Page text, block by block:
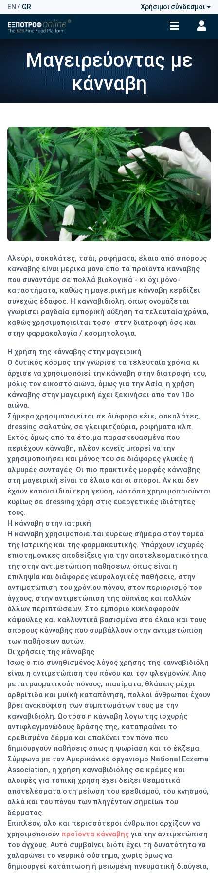
EN / GR Χρήσιμοι σύνδεσμοι
Μαγειρεύοντας με
κάνναβη
Αλεύρι, σοκολάτες, τσάι, ροφήματα, έλαιο από σπόρους
κάνναβης είναι μερικά μόνο από τα προϊόντα κάνναβης
που συναντάμε σε πολλά βιολογικά - κι όχι μόνο-
καταστήματα, καθώς η μαγειρική με κάνναβη κερδίζει
συνεχώς έδαφος. Η κανναβιδιόλη, όπως ονομάζεται
γνωρίσει ραγδαία εμπορική αύξηση τα τελευταία χρόνια,
καθώς χρησιμοποιείται τοσο στην διατροφή όσο και
στην φαρμακολογία / κοσμητολογια.
Η χρήση της κάνναβης στην μαγειρική
Ο δυτικός κόσμος την γνώρισε τα τελευταία χρόνια κι
άρχισε να χρησιμοποιεί την κάνναβη στην διατροφή του,
μόλις τον εικοστό αιώνα, όμως για την Ασία, η χρήση
κάνναβης στην μαγειρική έχει ξεκινήσει από τον 10ο
αιώνα.
Σήμερα χρησιμοποιείται σε διάφορα κέικ, σοκολάτες,
dressing σαλατών, σε γλειφιτζούρια, ροφήματα κλπ.
Εκτός όμως από τα έτοιμα παρασκευασμένα που
περιέχουν κάνναβη, πλέον κανείς μπορεί να την
χρησιμοποιήσει και μόνος του σε διάφορες γλυκές ή
αλμυρές συνταγές. Οι πιο πρακτικές μορφές κάνναβης
στη μαγειρική είναι το έλαιο και οι σπόροι. Αν και δεν
έχουν κάποια ιδιαίτερη γεύση, ωστόσο χρησιμοποιούνται
κυρίως σε dressing χάρη στις ευεργετικές ιδιότητες
τους.
Η κάνναβη στην ιατρική
Η κάνναβη χρησιμοποιείται ευρέως σήμερα στον τομέα
της Ιατρικής και της φαρμακευτικής. Υπάρχουν ισχυρές
επιστημονικές αποδείξεις για την αποτελεσματικότητα
της στην αντιμετώπιση παθήσεων, όπως είναι η
επιληψία και διάφορες νευρολογικές παθήσεις, στην
αντιμετώπιση του χρόνιου πόνου, στον περιορισμό του
άγχους, στην αντιμετώπιση της αϋπνίας και πολλών
άλλων περιπτώσεων. Στο εμπόριο κυκλοφορούν
κάψουλες και καλλυντικά βασισμένα στο έλαιο και τους
σπόρους κάνναβης που συμβάλλουν στην αντιμετώπιση
των παθήσεων αυτών.
Οι χρήσεις της κάνναβης
Ίσως ο πιο συνηθισμένος λόγος χρήσης της κανναβιδιόλη
είναι η αντιμετώπιση του πόνου και τον φλεγμονών. Από
μετατραυματικούς πόνους, πιασίματα, θλάσεις μέχρι
αρθρίτιδα και μυϊκή καταπόνηση, πολλοί άνθρωποι έχουν
βρει ανακούφιση των συμπτωμάτων τους με την
κανναβιδιόλη. Ωστόσο η κάνναβη λόγω της ισχυρής
αντιφλεγμονώδους δράσης της, καταπραΰνει το
ερεθισμένο δέρμα και απαλύνει τον πόνο που
δημιουργούν παθήσεις όπως η ψωρίαση και το έκζεμα.
Σύμφωνα με τον Αμερικάνικο οργανισμό National Eczema
Association, η χρήση κανναβιδιόλης σε κρέμες και
αλοιφές για τοπική χρήση έχει δείξει θεαματικά
αποτελέσματα στη μείωση του ερεθισμού, του κνησμού,
αλλά και του πόνου των πληγέντων σημείων του
δέρματος.
Επιπλέον, ολο και περισσότεροι άνθρωποι αρχίζουν να
χρησιμοποιούν προϊόντα κάνναβης για την αντιμετώπιση
του άγχους. Αυτό συμβαίνει διότι έχει τη δυνατότητα να
χαλαρώνει το νευρικό σύστημα, χωρίς όμως να
δημιουργεί κατάπτωση ή μειωμένη πνευματική διαύγεια,